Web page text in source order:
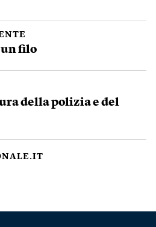
un filo
della polizia e del